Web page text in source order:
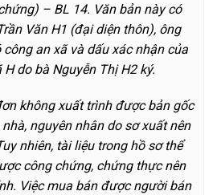
– BL 14. Văn bản này có
Văn H1 (đại diện thôn), ông
an xã và dấu xác nhận của
do bà Nguyễn Thị H2 ký.
không xuất trình được bản gốc
nguyên nhân do sơ xuất nên
nhiên, tài liệu trong hồ sơ thể
công chứng, chứng thực nên
Việc mua bán được người bán